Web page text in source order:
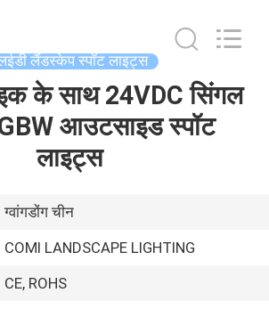
लैंडस्केप स्पॉट लाइट्स
के साथ 24VDC सिंगल
आउटसाइड स्पॉट
लाइट्स
ग्वांगडोंग चीन
COMI LANDSCAPE LIGHTING
CE, ROHS